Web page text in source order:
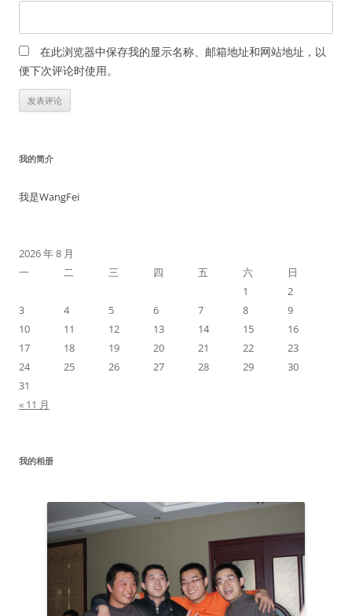
在此浏览器中保存我的显示名称、邮箱地址和网站地址，以
便下次评论时使用。
我的简介
我是WangFei
2026 年 8 月
一
二 三 四 五 六
日
1
2
3
4 5 6 7 8
9
10
11 12 13 14 15
16
17
18 19 20 21 22
23
24
25 26 27 28 29
30
31
« 11 月
我的相册